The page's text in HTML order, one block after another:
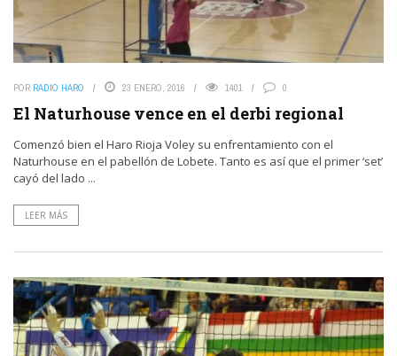
POR RADIO HARO 23 ENERO, 2016 1401 0
El Naturhouse vence en el derbi regional
Comenzó bien el Haro Rioja Voley su enfrentamiento con el
Naturhouse en el pabellón de Lobete. Tanto es así que el primer ‘set’
cayó del lado ...
LEER MÁS